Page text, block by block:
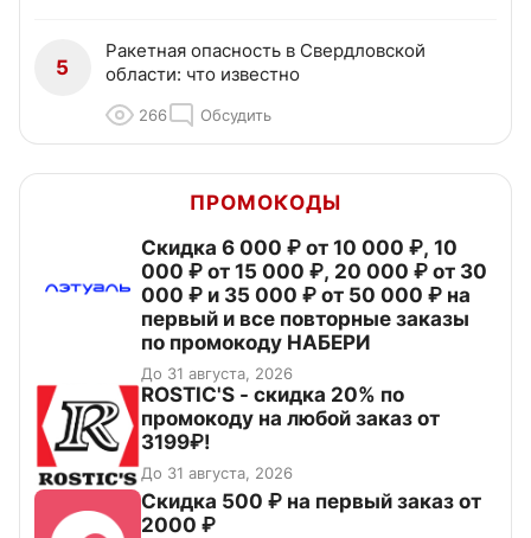
5
Ракетная опасность в Свердловской
области: что известно
266 Обсудить
ПРОМОКОДЫ
Скидка 6 000 ₽ от 10 000 ₽, 10
000 ₽ от 15 000 ₽, 20 000 ₽ от 30
000 ₽ и 35 000 ₽ от 50 000 ₽ на
первый и все повторные заказы
по промокоду НАБЕРИ
До 31 августа, 2026
ROSTIC'S - скидка 20% по
промокоду на любой заказ от
3199₽!
До 31 августа, 2026
Скидка 500 ₽ на первый заказ от
2000 ₽